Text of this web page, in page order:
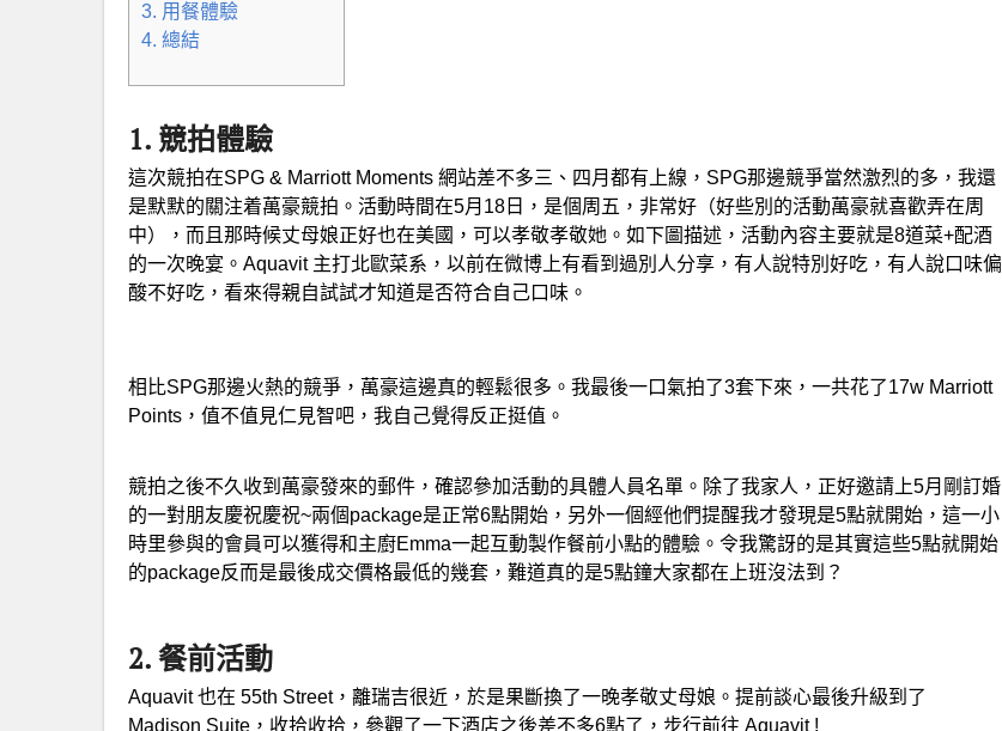
3. 用餐體驗
4. 總結
1. 競拍體驗
這次競拍在SPG & Marriott Moments 網站差不多三、四月都有上線，SPG那邊競爭當然激烈的多，我還
是默默的關注着萬豪競拍。活動時間在5月18日，是個周五，非常好（好些別的活動萬豪就喜歡弄在周
中），而且那時候丈母娘正好也在美國，可以孝敬孝敬她。如下圖描述，活動內容主要就是8道菜+配酒
的一次晚宴。Aquavit 主打北歐菜系，以前在微博上有看到過別人分享，有人說特別好吃，有人說口味偏
酸不好吃，看來得親自試試才知道是否符合自己口味。
相比SPG那邊火熱的競爭，萬豪這邊真的輕鬆很多。我最後一口氣拍了3套下來，一共花了17w Marriott
Points，值不值見仁見智吧，我自己覺得反正挺值。
競拍之後不久收到萬豪發來的郵件，確認參加活動的具體人員名單。除了我家人，正好邀請上5月剛訂婚
的一對朋友慶祝慶祝~兩個package是正常6點開始，另外一個經他們提醒我才發現是5點就開始，這一小
時里參與的會員可以獲得和主廚Emma一起互動製作餐前小點的體驗。令我驚訝的是其實這些5點就開始
的package反而是最後成交價格最低的幾套，難道真的是5點鐘大家都在上班沒法到？
2. 餐前活動
Aquavit 也在 55th Street，離瑞吉很近，於是果斷換了一晚孝敬丈母娘。提前談心最後升級到了
Madison Suite，收拾收拾，參觀了一下酒店之後差不多6點了，步行前往 Aquavit !